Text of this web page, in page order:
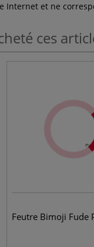
Internet et ne
ces
Feutre Bimoji Fude